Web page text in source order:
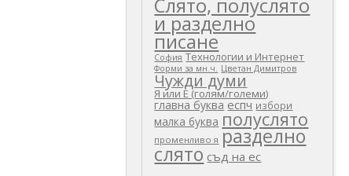
Слято, полуслято
и разделно
писане
София Технологии и Интернет
Форми за мн.ч. Цветан Димитров
Чужди думи
Я или Е (голям/големи)
главна буква еспч избори
малка буква полуслято
променливо я разделно
слято съд на ес